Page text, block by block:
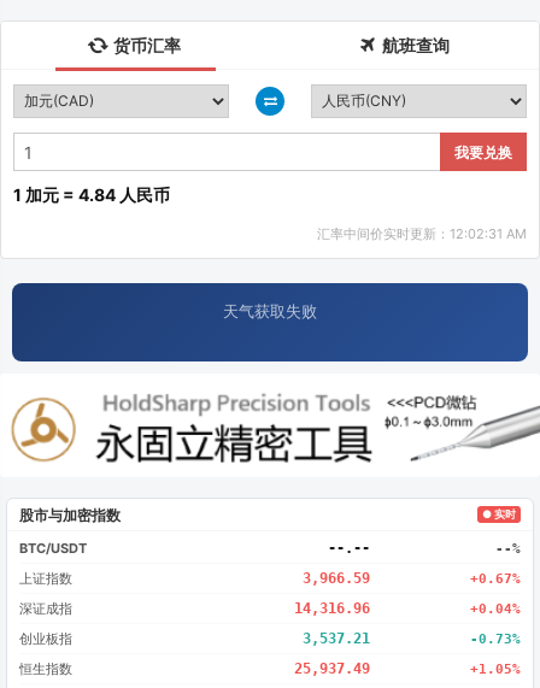
货币汇率 航班查询
我要兑换
1 加元 = 4.84 人民币
汇率中间价实时更新：12:02:31 AM
天气获取失败
股市与加密指数 ● 实时
BTC/USDT --.-- --%
上证指数 3,966.59 +0.67%
深证成指 14,316.96 +0.04%
创业板指 3,537.21 -0.73%
恒生指数 25,937.49 +1.05%